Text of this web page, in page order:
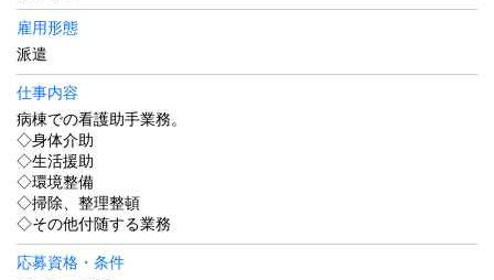
雇用形態
派遣
仕事内容
病棟での看護助手業務。
◇身体介助
◇生活援助
◇環境整備
◇掃除、整理整頓
◇その他付随する業務
応募資格・条件